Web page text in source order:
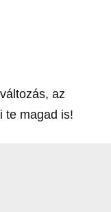
az
te magad is!